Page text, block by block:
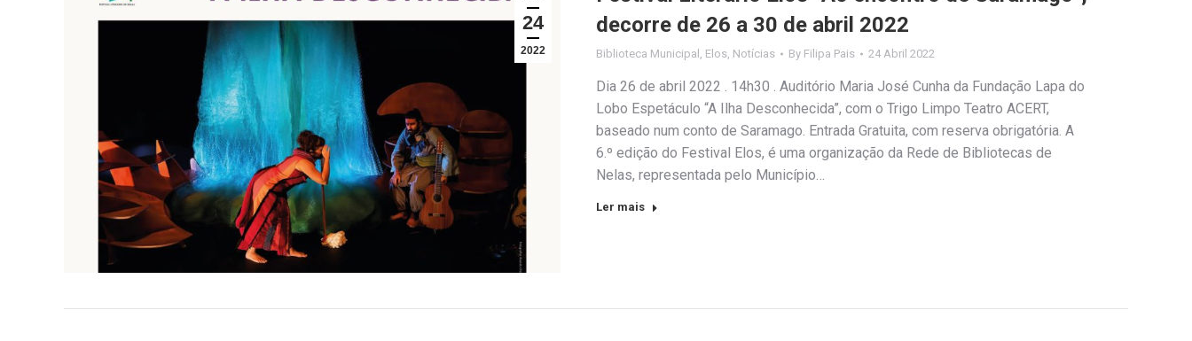
24
2022
decorre de 26 a 30 de abril 2022
Biblioteca Municipal , Elos, Notícias By Filipa Pais 24 Abril 2022
Dia 26 de abril 2022 . 14h30 . Auditório Maria José Cunha da Fundação Lapa do
Lobo Espetáculo “A Ilha Desconhecida”, com o Trigo Limpo Teatro ACERT,
baseado num conto de Saramago. Entrada Gratuita, com reserva obrigatória. A
6.º edição do Festival Elos, é uma organização da Rede de Bibliotecas de
Nelas, representada pelo Município…
Ler mais